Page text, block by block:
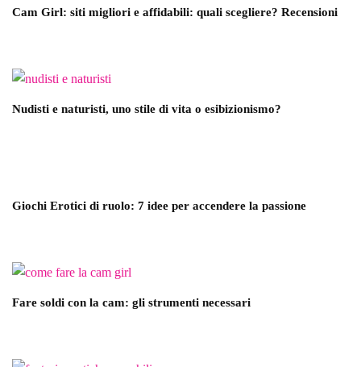
Cam Girl: siti migliori e affidabili: quali scegliere? Recensioni
Nudisti e naturisti, uno stile di vita o esibizionismo?
Giochi Erotici di ruolo: 7 idee per accendere la passione
Fare soldi con la cam: gli strumenti necessari